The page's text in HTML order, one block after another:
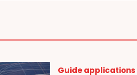
Guide applications